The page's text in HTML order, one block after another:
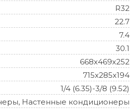
R32
22.7
7.4
30.1
668x469x252
715x285x194
1/4 (6.35)-3/8 (9.52)
Настенные кондиционеры